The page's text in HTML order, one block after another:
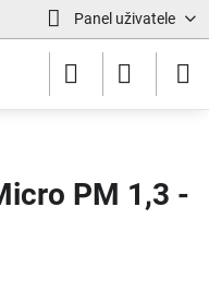
Panel uživatele
PM 1,3 -